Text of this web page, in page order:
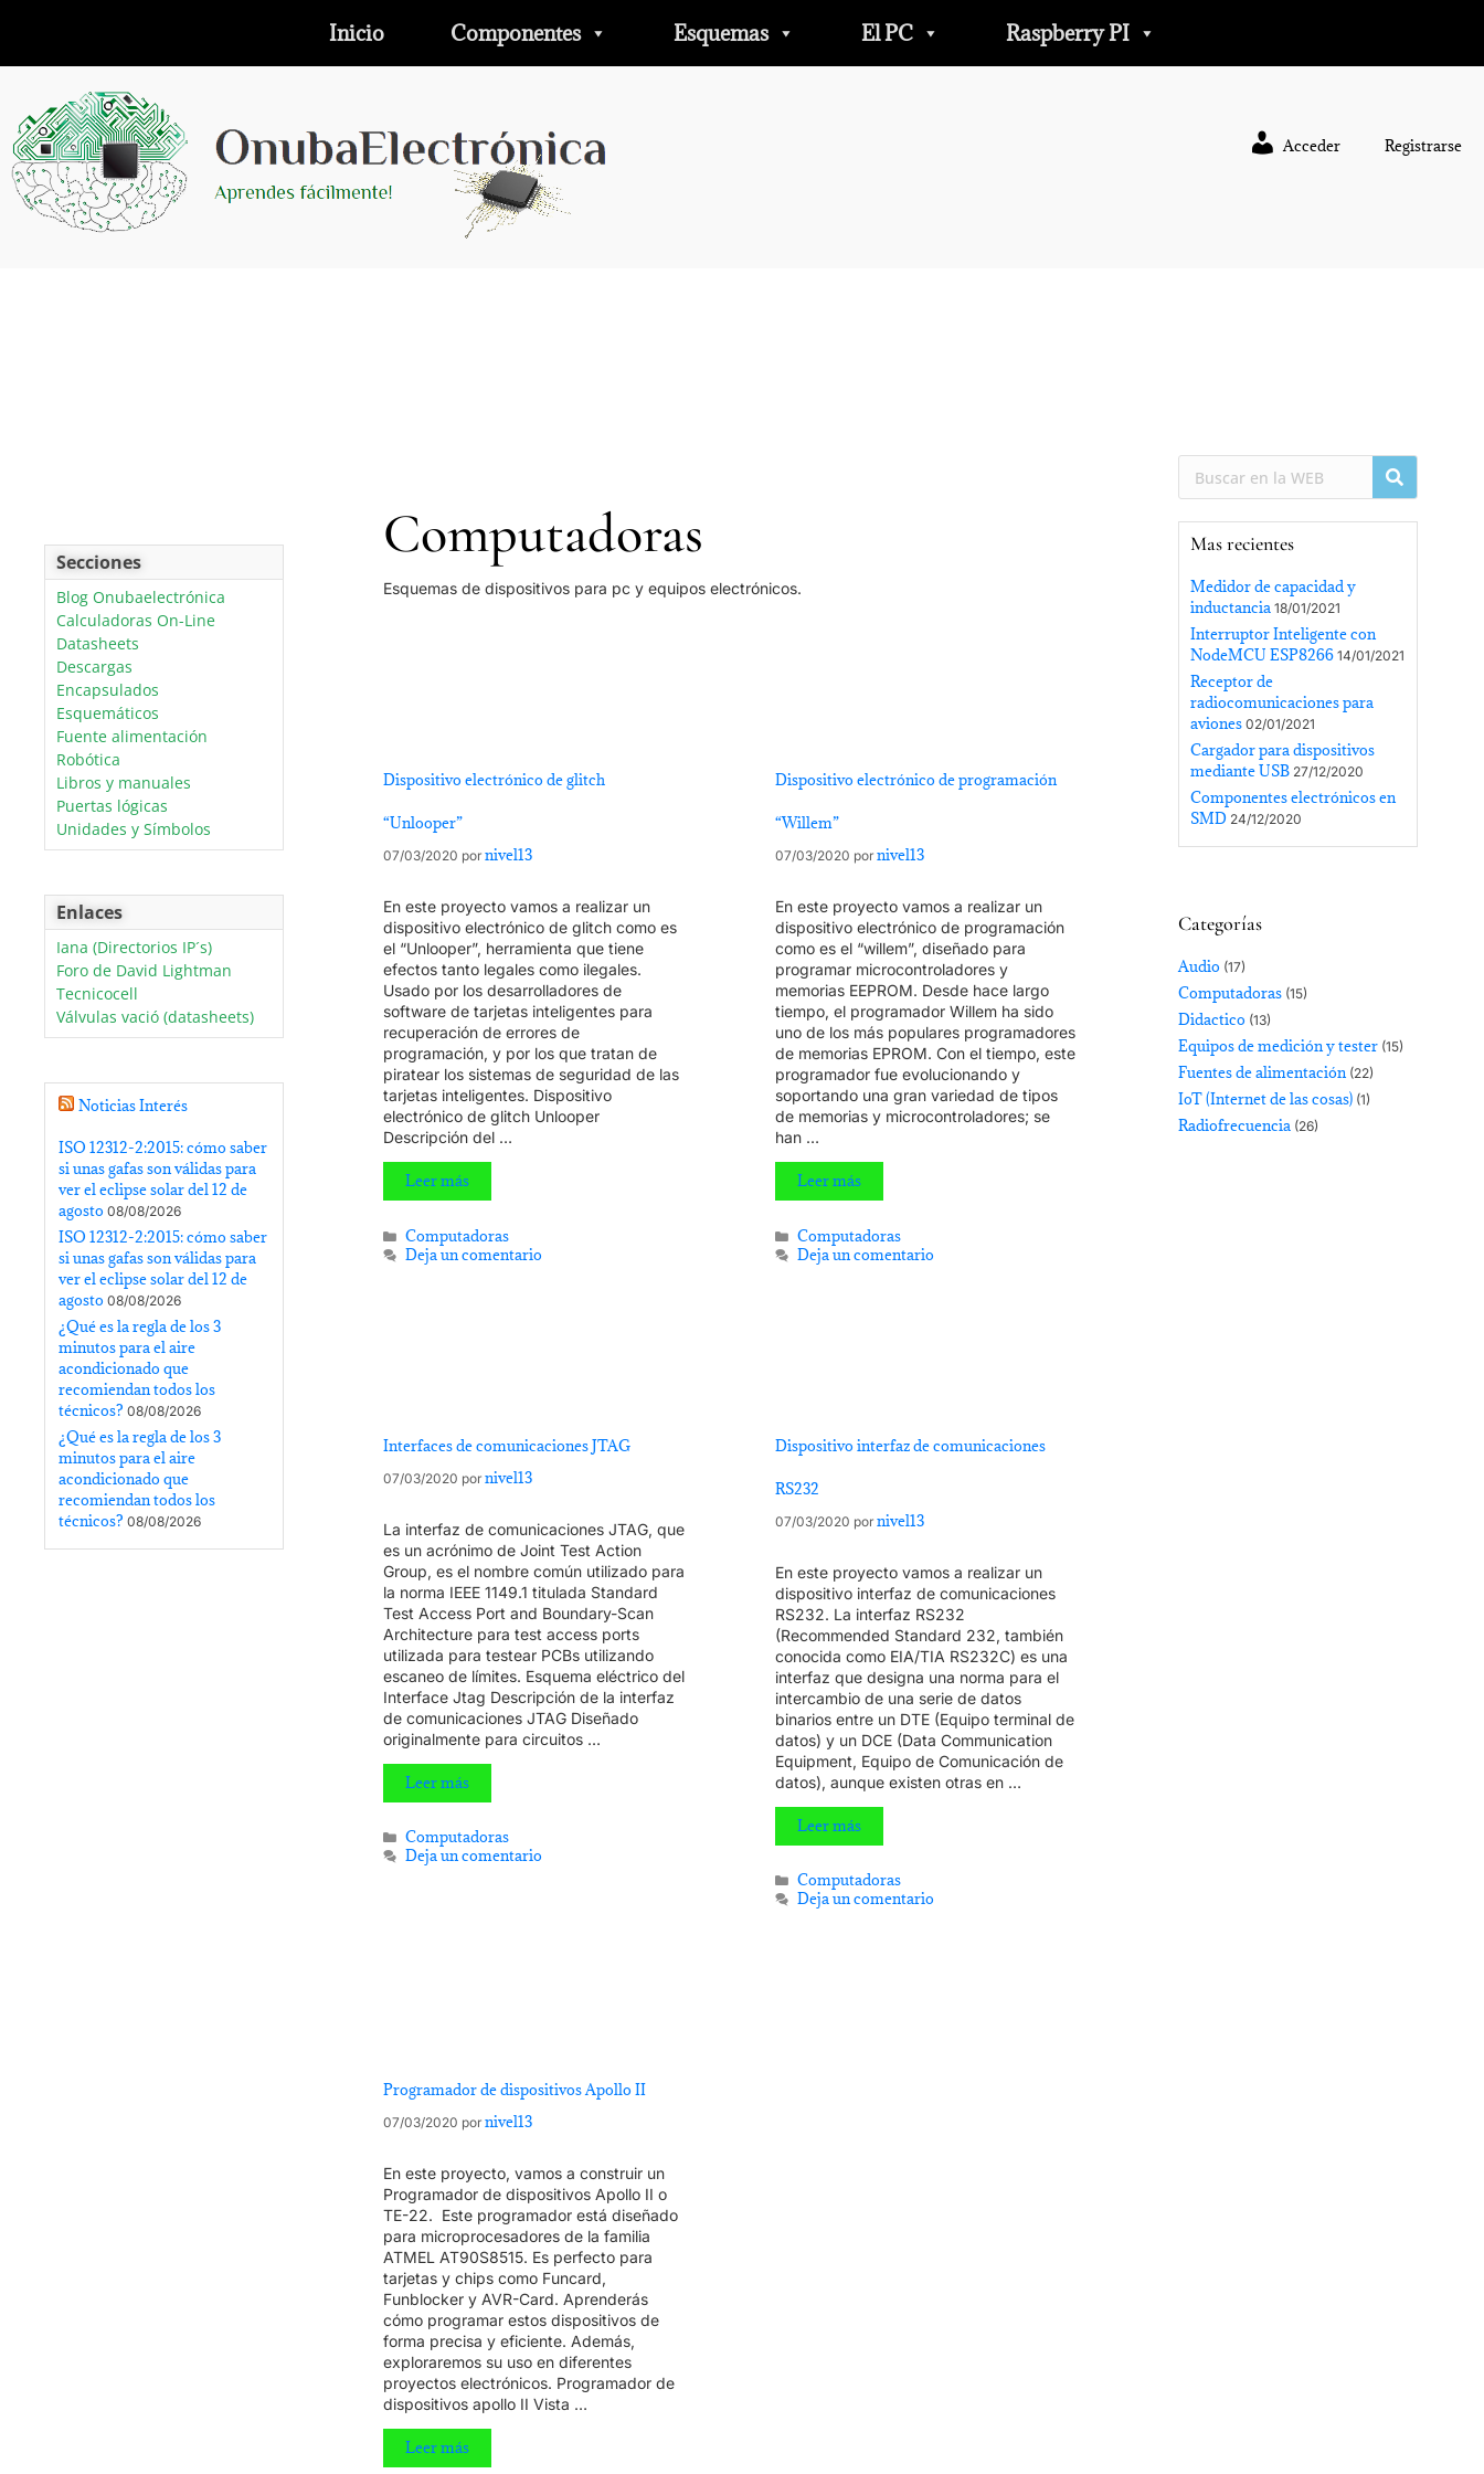
Inicio Componentes Esquemas El PC Raspberry PI
Acceder Registrarse
Computadoras
Esquemas de dispositivos para pc y equipos electrónicos.
Dispositivo electrónico de glitch
“Unlooper”
07/03/2020 por nivel13
En este proyecto vamos a realizar un
dispositivo electrónico de glitch como es
el “Unlooper”, herramienta que tiene
efectos tanto legales como ilegales.
Usado por los desarrolladores de
software de tarjetas inteligentes para
recuperación de errores de
programación, y por los que tratan de
piratear los sistemas de seguridad de las
tarjetas inteligentes. Dispositivo
electrónico de glitch Unlooper
Descripción del …
Leer más
Computadoras
Deja un comentario
Dispositivo electrónico de programación
“Willem”
07/03/2020 por nivel13
En este proyecto vamos a realizar un
dispositivo electrónico de programación
como es el “willem”, diseñado para
programar microcontroladores y
memorias EEPROM. Desde hace largo
tiempo, el programador Willem ha sido
uno de los más populares programadores
de memorias EPROM. Con el tiempo, este
programador fue evolucionando y
soportando una gran variedad de tipos
de memorias y microcontroladores; se
han …
Leer más
Computadoras
Deja un comentario
Interfaces de comunicaciones JTAG
07/03/2020 por nivel13
La interfaz de comunicaciones JTAG, que
es un acrónimo de Joint Test Action
Group, es el nombre común utilizado para
la norma IEEE 1149.1 titulada Standard
Test Access Port and Boundary-Scan
Architecture para test access ports
utilizada para testear PCBs utilizando
escaneo de límites. Esquema eléctrico del
Interface Jtag Descripción de la interfaz
de comunicaciones JTAG Diseñado
originalmente para circuitos …
Leer más
Computadoras
Deja un comentario
Dispositivo interfaz de comunicaciones
RS232
07/03/2020 por nivel13
En este proyecto vamos a realizar un
dispositivo interfaz de comunicaciones
RS232. La interfaz RS232
(Recommended Standard 232, también
conocida como EIA/TIA RS232C) es una
interfaz que designa una norma para el
intercambio de una serie de datos
binarios entre un DTE (Equipo terminal de
datos) y un DCE (Data Communication
Equipment, Equipo de Comunicación de
datos), aunque existen otras en …
Leer más
Computadoras
Deja un comentario
Programador de dispositivos Apollo II
07/03/2020 por nivel13
En este proyecto, vamos a construir un
Programador de dispositivos Apollo II o
TE-22. Este programador está diseñado
para microprocesadores de la familia
ATMEL AT90S8515. Es perfecto para
tarjetas y chips como Funcard,
Funblocker y AVR-Card. Aprenderás
cómo programar estos dispositivos de
forma precisa y eficiente. Además,
exploraremos su uso en diferentes
proyectos electrónicos. Programador de
dispositivos apollo II Vista …
Leer más
Secciones
Blog Onubaelectrónica
Calculadoras On-Line
Datasheets
Descargas
Encapsulados
Esquemáticos
Fuente alimentación
Robótica
Libros y manuales
Puertas lógicas
Unidades y Símbolos
Enlaces
Iana (Directorios IP´s)
Foro de David Lightman
Tecnicocell
Válvulas vació (datasheets)
Noticias Interés
ISO 12312-2:2015: cómo saber
si unas gafas son válidas para
ver el eclipse solar del 12 de
agosto 08/08/2026
ISO 12312-2:2015: cómo saber
si unas gafas son válidas para
ver el eclipse solar del 12 de
agosto 08/08/2026
¿Qué es la regla de los 3
minutos para el aire
acondicionado que
recomiendan todos los
técnicos? 08/08/2026
¿Qué es la regla de los 3
minutos para el aire
acondicionado que
recomiendan todos los
técnicos? 08/08/2026
Mas recientes
Medidor de capacidad y
inductancia 18/01/2021
Interruptor Inteligente con
NodeMCU ESP8266 14/01/2021
Receptor de
radiocomunicaciones para
aviones 02/01/2021
Cargador para dispositivos
mediante USB 27/12/2020
Componentes electrónicos en
SMD 24/12/2020
Categorías
Audio (17)
Computadoras (15)
Didactico (13)
Equipos de medición y tester (15)
Fuentes de alimentación(22)
IoT (Internet de las cosas) (1)
Radiofrecuencia (26)